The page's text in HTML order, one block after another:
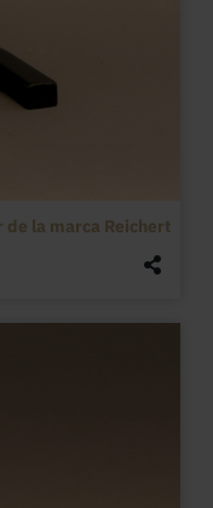
la marca Reichert